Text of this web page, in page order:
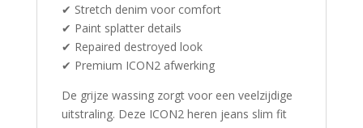
✔ Stretch denim voor comfort
✔ Paint splatter details
✔ Repaired destroyed look
✔ Premium ICON2 afwerking
De grijze wassing zorgt voor een veelzijdige
uitstraling. Deze ICON2 heren jeans slim fit